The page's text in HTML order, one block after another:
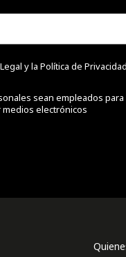
y la Política de Privacidad
sean empleados para
electrónicos